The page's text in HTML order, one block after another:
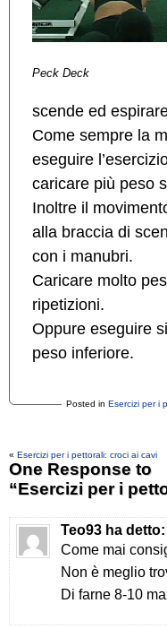
Peck Deck
scende ed
Come sempre la
eseguire
caricare più peso
Inoltre il
alla braccia di
con i manubri.
Caricare molto
ripetizioni.
Oppure eseguire
peso inferiore.
Posted in Esercizi per i
« Esercizi per i pettorali: croci ai cavi
One Response to
“Esercizi per i
Teo93 ha detto:
Come mai
Non è meglio
Di farne 8-10